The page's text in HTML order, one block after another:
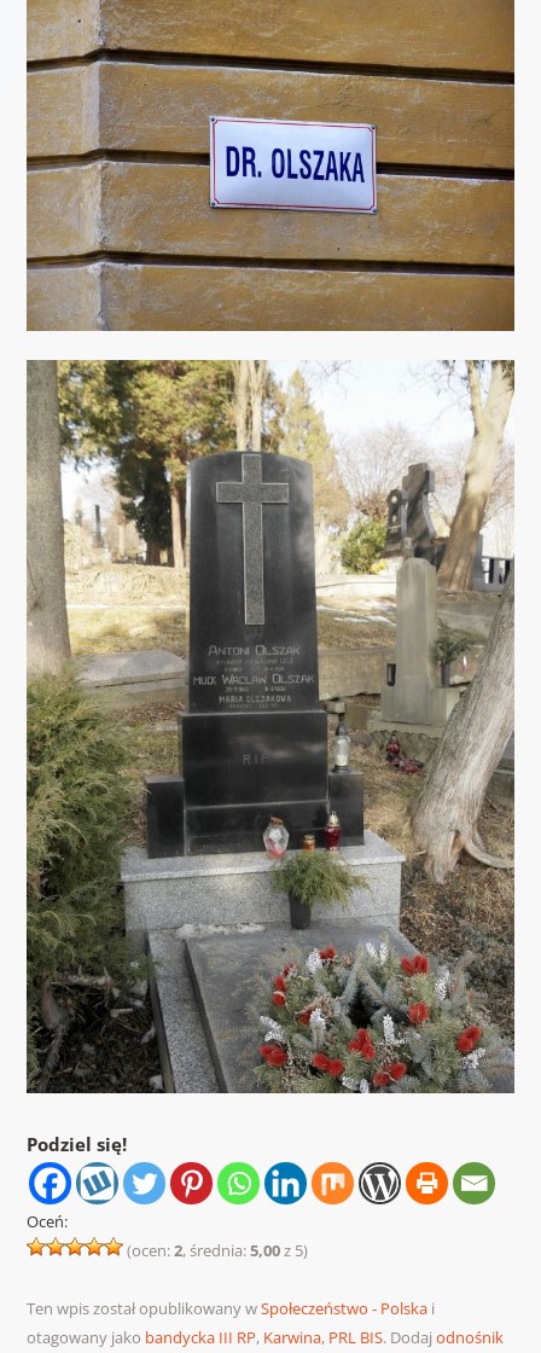
Podziel się!
Oceń:
(ocen:2, średnia:5,00z 5)
Ten wpis został opublikowany wSpołeczeństwo - Polskai
otagowany jako bandycka III RP, Karwina, PRL BIS. Dodaj odnośnik